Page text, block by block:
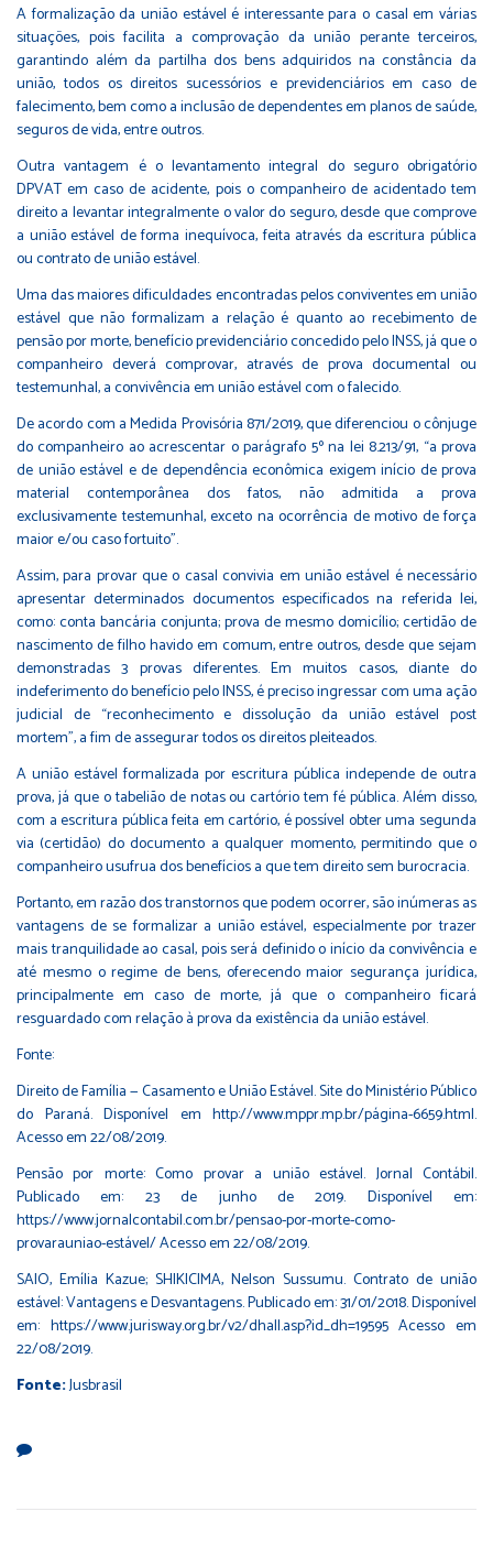
A formalização da união estável é interessante para o casal em várias
situações, pois facilita a comprovação da união perante terceiros,
garantindo além da partilha dos bens adquiridos na constância da
união, todos os direitos sucessórios e previdenciários em caso de
falecimento, bem como a inclusão de dependentes em planos de saúde,
seguros de vida, entre outros.
Outra vantagem é o levantamento integral do seguro obrigatório
DPVAT em caso de acidente, pois o companheiro de acidentado tem
direito a levantar integralmente o valor do seguro, desde que comprove
a união estável de forma inequívoca, feita através da escritura pública
ou contrato de união estável.
Uma das maiores dificuldades encontradas pelos conviventes em união
estável que não formalizam a relação é quanto ao recebimento de
pensão por morte, benefício previdenciário concedido pelo INSS, já que o
companheiro deverá comprovar, através de prova documental ou
testemunhal, a convivência em união estável com o falecido.
De acordo com a Medida Provisória 871/2019, que diferenciou o cônjuge
do companheiro ao acrescentar o parágrafo 5º na lei 8.213/91, “a prova
de união estável e de dependência econômica exigem início de prova
material contemporânea dos fatos, não admitida a prova
exclusivamente testemunhal, exceto na ocorrência de motivo de força
maior e/ou caso fortuito”.
Assim, para provar que o casal convivia em união estável é necessário
apresentar determinados documentos especificados na referida lei,
como: conta bancária conjunta; prova de mesmo domicílio; certidão de
nascimento de filho havido em comum, entre outros, desde que sejam
demonstradas 3 provas diferentes. Em muitos casos, diante do
indeferimento do benefício pelo INSS, é preciso ingressar com uma ação
judicial de “reconhecimento e dissolução da união estável post
mortem”, a fim de assegurar todos os direitos pleiteados.
A união estável formalizada por escritura pública independe de outra
prova, já que o tabelião de notas ou cartório tem fé pública. Além disso,
com a escritura pública feita em cartório, é possível obter uma segunda
via (certidão) do documento a qualquer momento, permitindo que o
companheiro usufrua dos benefícios a que tem direito sem burocracia.
Portanto, em razão dos transtornos que podem ocorrer, são inúmeras as
vantagens de se formalizar a união estável, especialmente por trazer
mais tranquilidade ao casal, pois será definido o início da convivência e
até mesmo o regime de bens, oferecendo maior segurança jurídica,
principalmente em caso de morte, já que o companheiro ficará
resguardado com relação à prova da existência da união estável.
Fonte:
Direito de Família — Casamento e União Estável. Site do Ministério Público
do Paraná. Disponível em http://www.mppr.mp.br/página-6659.html.
Acesso em 22/08/2019.
Pensão por morte: Como provar a união estável. Jornal Contábil.
Publicado em: 23 de junho de 2019. Disponível em:
https://www.jornalcontabil.com.br/pensao-por-morte-como-
provarauniao-estável/ Acesso em 22/08/2019.
SAIO, Emília Kazue; SHIKICIMA, Nelson Sussumu. Contrato de união
estável: Vantagens e Desvantagens. Publicado em: 31/01/2018. Disponível
em: https://www.jurisway.org.br/v2/dhall.asp?id_dh=19595 Acesso em
22/08/2019.
Fonte:Jusbrasil